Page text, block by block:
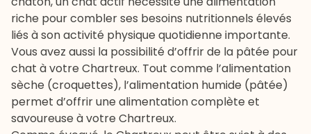
riche pour combler ses besoins nutritionnels élevés
liés à son activité physique quotidienne importante.
Vous avez aussi la possibilité d’offrir de la pâtée pour
chat à votre Chartreux. Tout comme l’alimentation
sèche (croquettes), l’alimentation humide (pâtée)
permet d’offrir une alimentation complète et
savoureuse à votre Chartreux.